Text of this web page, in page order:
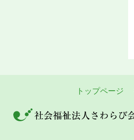
トップページ